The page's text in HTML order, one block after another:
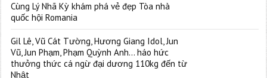
Cùng Lý Nhã Kỳ khám phá vẻ đẹp Tòa nhà
quốc hội Romania
Gil Lê, Vũ Cát Tường, Hương Giang Idol, Jun
Vũ, Jun Phạm, Phạm Quỳnh Anh… háo hức
thưởng thức cá ngừ đại dương 110kg đến từ
Nhật